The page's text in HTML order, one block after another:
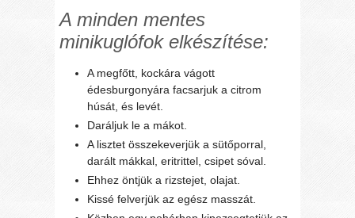
A minden mentes
minikuglófok elkészítése:
A megfőtt, kockára vágott
édesburgonyára facsarjuk a citrom
húsát, és levét.
Daráljuk le a mákot.
A lisztet összekeverjük a sütőporral,
darált mákkal, eritrittel, csipet sóval.
Ehhez öntjük a rizstejet, olajat.
Kissé felverjük az egész masszát.